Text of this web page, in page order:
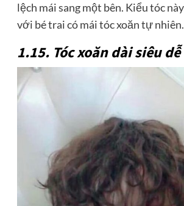
lệch mái sang một bên. Kiểu tóc
với bé trai có mái tóc xoăn tự nhiên.
1.15. Tóc xoăn dài siêu